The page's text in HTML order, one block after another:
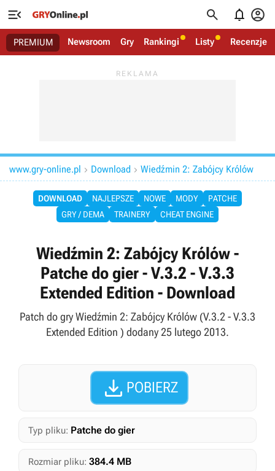
   
PREMIUM Newsroom Gry Rankingi Listy Recenzje
www.gry-online.pl  Download  Wiedźmin 2: Zabójcy Królów
DOWNLOAD NAJLEPSZE NOWE MODY
PATCHE
GRY / DEMA
TRAINERY CHEAT ENGINE
Wiedźmin 2: Zabójcy Królów -
Patche do gier - V.3.2 - V.3.3
Extended Edition - Download
Patch do gry Wiedźmin 2: Zabójcy Królów (V.3.2 - V.3.3
Extended Edition ) dodany 25 lutego 2013.
 POBIERZ
Typ pliku: Patche do gier
Rozmiar pliku: 384.4 MB